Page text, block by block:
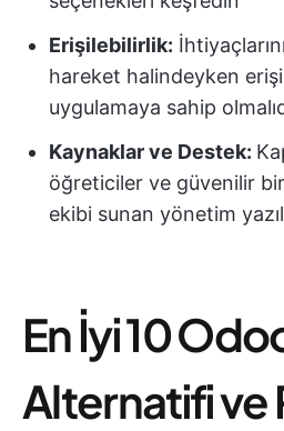
Erişilebilirlik:
hareket halindeyken
uygulamaya sahip
Kaynaklar ve Destek:
öğreticiler ve güvenilir
ekibi sunan yönetim
En İyi 10
Alternatifi ve